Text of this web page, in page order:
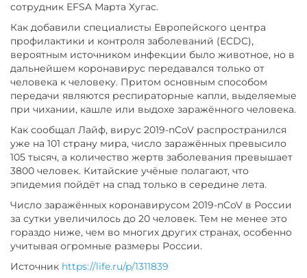
сотрудник EFSA Марта Хугас.
Как добавили специалисты Европейского центра
профилактики и контроля заболеваний (ECDC),
вероятным источником инфекции было животное, но в
дальнейшем коронавирус передавался только от
человека к человеку. Притом основным способом
передачи являются респираторные капли, выделяемые
при чихании, кашле или выдохе заражённого человека.
Как сообщал Лайф, вирус 2019-nCoV распространился
уже на 101 страну мира, число заражённых превысило
105 тысяч, а количество жертв заболевания превышает
3800 человек. Китайские учёные полагают, что
эпидемия пойдёт на спад только в середине лета.
Число заражённых коронавирусом 2019-nCoV в России
за сутки увеличилось до 20 человек. Тем не менее это
гораздо ниже, чем во многих других странах, особенно
учитывая огромные размеры России.
Источник https://life.ru/p/1311839